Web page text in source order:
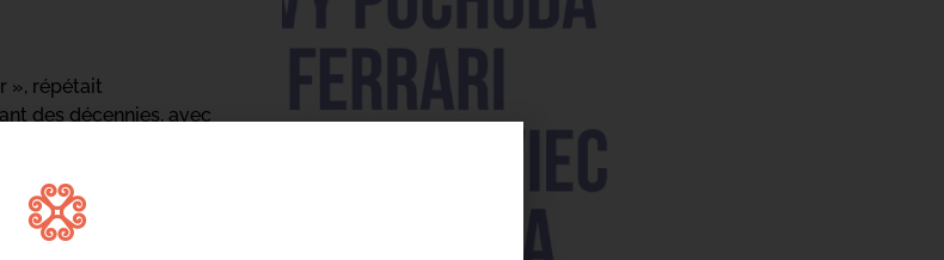
», répétait
des décennies, avec
appruntemu u nostru
et aux
un plus grand encore